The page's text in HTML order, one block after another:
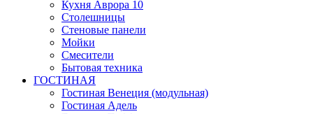
Кухня Аврора 10
Столешницы
Стеновые панели
Мойки
Смесители
Бытовая техника
ГОСТИНАЯ
Гостиная Венеция (модульная)
Гостиная Адель